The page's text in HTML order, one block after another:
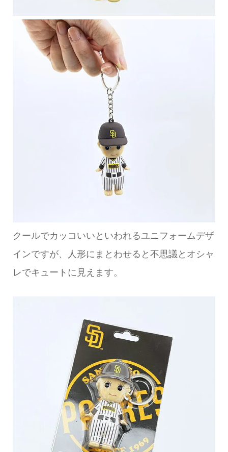
クールでカッコいいといわれるユニフォームデザ
インですが、人形にまとわせると不思議とオシャ
レでキュートに見えます。